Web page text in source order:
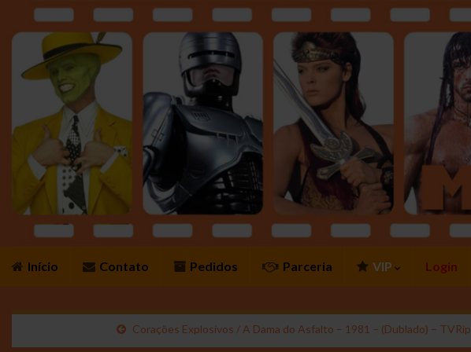
Início Contato Pedidos Parceria VIP Login
Corações Explosivos / A Dama do Asfalto – 1981 – (Dublado) – TVRip